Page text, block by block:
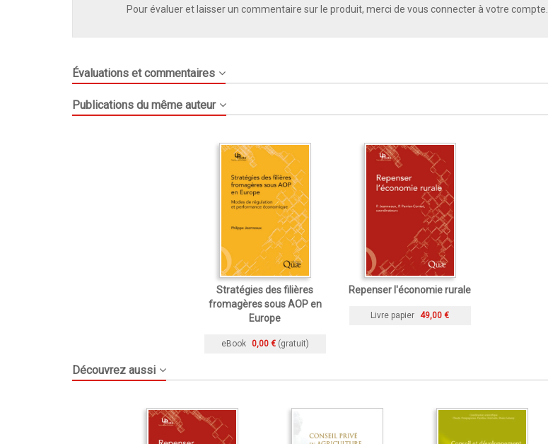
Pour évaluer et laisser un commentaire sur le produit, merci de vous connecter à votre compte.
Évaluations et commentaires
Publications du même auteur
Stratégies des filières
fromagères sous AOP en
Europe
eBook 0,00 € (gratuit)
Repenser l'économie rurale
Livre papier 49,00 €
Découvrez aussi